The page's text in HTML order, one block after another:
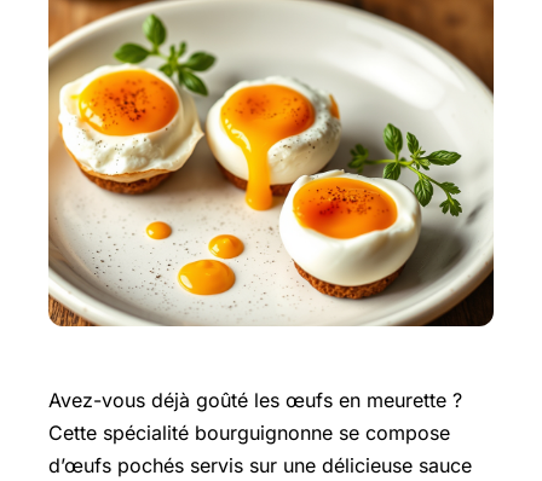
Avez-vous déjà goûté les œufs en meurette ?
Cette spécialité bourguignonne se compose
d’œufs pochés servis sur une délicieuse sauce